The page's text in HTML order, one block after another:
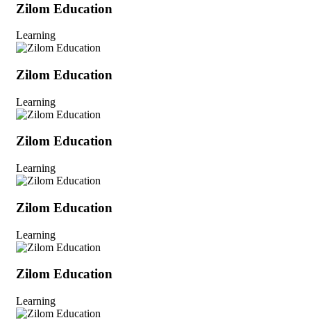
Zilom Education
Learning
Zilom Education
Learning
Zilom Education
Learning
Zilom Education
Learning
Zilom Education
Learning